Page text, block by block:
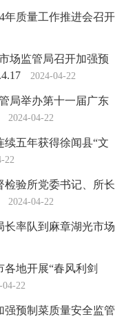
年质量工作推进会召开
场监管局召开加强预
2024-04-22
局举办第十一届广东
2024-04-22
续五年获得徐闻县“文
22
检验所党委书记、所长
2024-04-22
长率队到麻章湖光市场
各地开展“春风利剑
04-22
强预制菜质量安全监管